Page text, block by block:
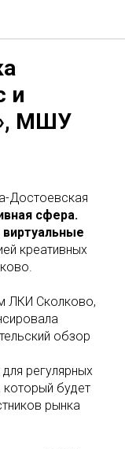
и
МШУ
Достоевская
сфера.
креативных
ЛКИ Сколково,
обзор
регулярных
который будет
рынка